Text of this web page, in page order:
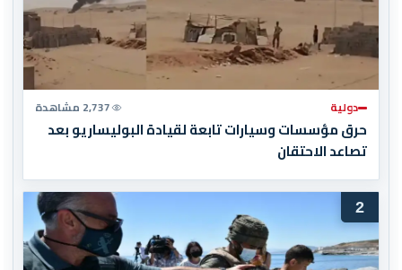
دولية 2,737 مشاهدة
حرق مؤسسات وسيارات تابعة لقيادة البوليساريو بعد
تصاعد الاحتقان
2